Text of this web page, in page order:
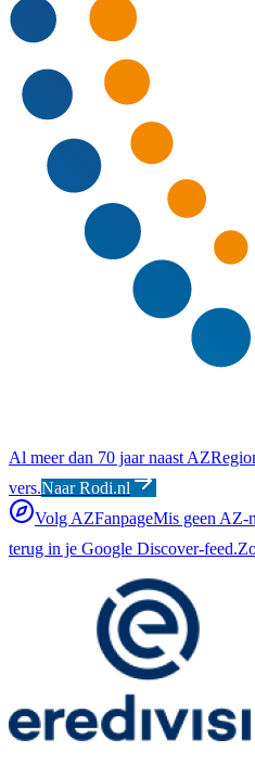
Al meer dan 70 jaar naast AZ
vers.Naar Rodi.nl
Volg AZFanpageMis geen AZ-
terug in je Google Discover-feed.